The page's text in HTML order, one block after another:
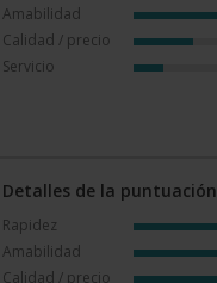
Amabilidad
Calidad / precio
Servicio
Detalles de la puntuación
Rapidez
Amabilidad
Calidad / precio